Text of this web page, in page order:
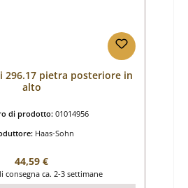
296.17 pietra posteriore in
alto
di prodotto: 01014956
Haas-Sohn
Prezzo normale:
44,59 €
consegna ca. 2-3 settimane